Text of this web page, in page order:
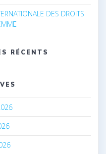
DES DROITS
RÉCENTS